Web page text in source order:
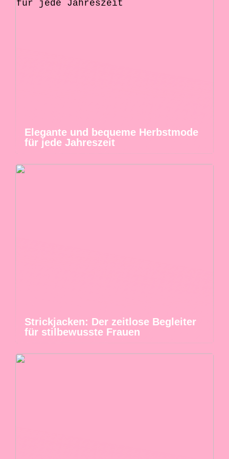
Elegante und bequeme Herbstmode
für jede Jahreszeit
Strickjacken: Der zeitlose Begleiter
für stilbewusste Frauen